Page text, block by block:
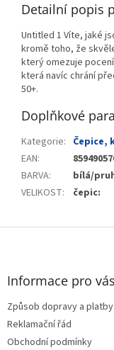
Detailní popis
Untitled 1 Víte, jaké
kromě toho, že
který omezuje
která navíc chrání
50+.
Doplňkové
Kategorie: Čepice,
EAN:
BARVA:
bílá/
VELIKOST: čepic:
Z
Informace pro vás
Způsob dopravy a platby
Reklamační řád
Obchodní podmínky